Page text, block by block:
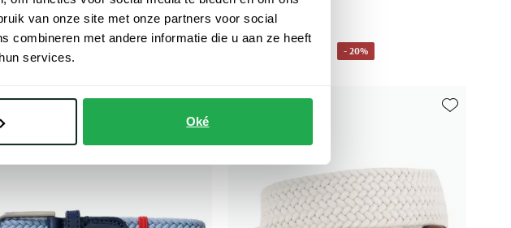
van onze site met onze partners voor social
combineren met andere informatie die u aan ze heeft
services.
Oké
€ 55,20 - 20%
riem wit effen
- 20%
favorieten Toevoegen aan favorieten